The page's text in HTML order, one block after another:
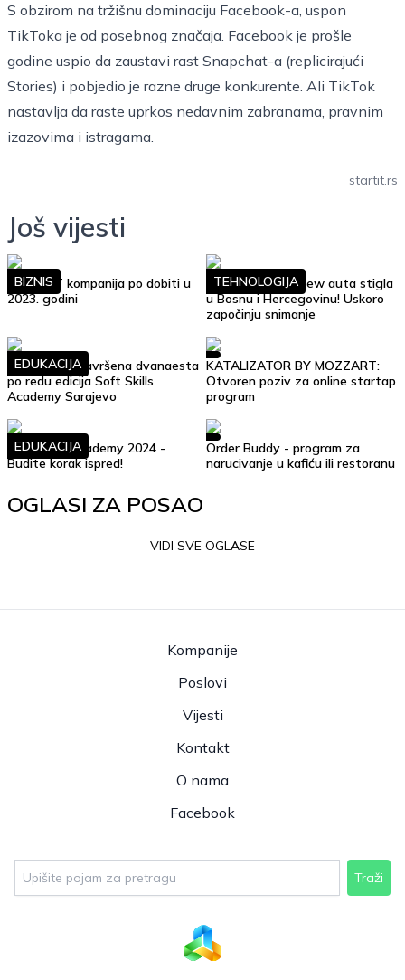
S obzirom na tržišnu dominaciju Facebook-a, uspon
TikToka je od posebnog značaja. Facebook je prošle
godine uspio da zaustavi rast Snapchat-a (replicirajući
Stories) i pobjedio je razne druge konkurente. Ali TikTok
nastavlja da raste uprkos nedavnim zabranama, pravnim
izazovima i istragama.
startit.rs
Još vijesti
Top 10 IT kompanija po dobiti u
2023. godini
BIZNIS
Google Street View auta stigla
u Bosnu i Hercegovinu! Uskoro
započinju snimanje
TEHNOLOGIJA
Uspješno je završena dvanaesta
po redu edicija Soft Skills
Academy Sarajevo
EDUKACIJA
KATALIZATOR BY MOZZART:
Otvoren poziv za online startap
program
Soft Skills Academy 2024 -
Budite korak ispred!
EDUKACIJA
Order Buddy - program za
narucivanje u kafiću ili restoranu
OGLASI ZA POSAO
VIDI SVE OGLASE
Kompanije
Poslovi
Vijesti
Kontakt
O nama
Facebook
Traži